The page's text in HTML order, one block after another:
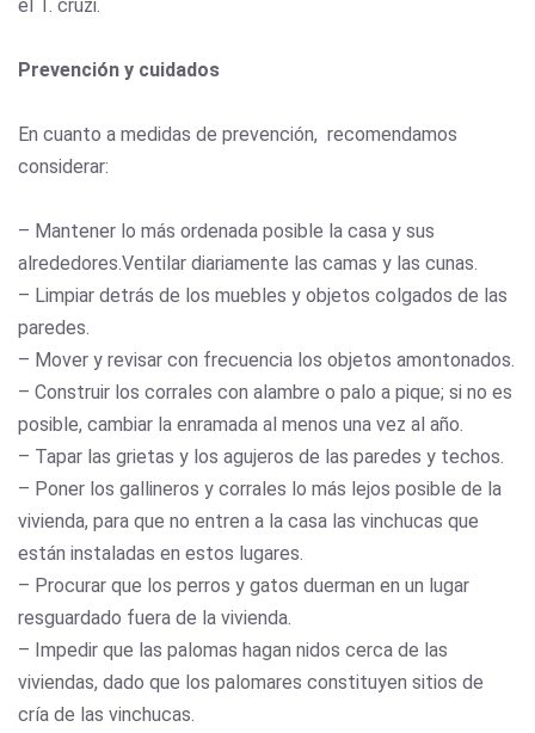
el T. cruzi.
Prevención y cuidados
En cuanto a medidas de prevención, recomendamos
considerar:
– Mantener lo más ordenada posible la casa y sus
alrededores.Ventilar diariamente las camas y las cunas.
– Limpiar detrás de los muebles y objetos colgados de las
paredes.
– Mover y revisar con frecuencia los objetos amontonados.
– Construir los corrales con alambre o palo a pique; si no es
posible, cambiar la enramada al menos una vez al año.
– Tapar las grietas y los agujeros de las paredes y techos.
– Poner los gallineros y corrales lo más lejos posible de la
vivienda, para que no entren a la casa las vinchucas que
están instaladas en estos lugares.
– Procurar que los perros y gatos duerman en un lugar
resguardado fuera de la vivienda.
– Impedir que las palomas hagan nidos cerca de las
viviendas, dado que los palomares constituyen sitios de
cría de las vinchucas.